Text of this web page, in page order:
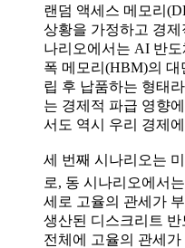
랜덤 액세스 메모리
상황을 가정하고 경제
나리오에서는 AI 반
폭 메모리(HBM)의
립 후 납품하는 형태
는 경제적 파급 영향
서도 역시 우리 경제
세 번째 시나리오는
로, 동 시나리오에서
세로 고율의 관세가
생산된 디스크리트
전체에 고율의 관세